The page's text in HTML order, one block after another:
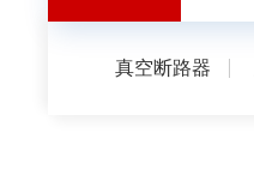
真空断路器